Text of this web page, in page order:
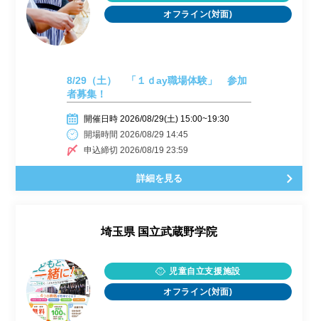
オフライン(対面)
8/29（土） 「１ｄay職場体験」 参加
者募集！
開催日時 2026/08/29(土) 15:00~19:30
開場時間 2026/08/29 14:45
申込締切 2026/08/19 23:59
詳細を見る
埼玉県 国立武蔵野学院
児童自立支援施設
オフライン(対面)